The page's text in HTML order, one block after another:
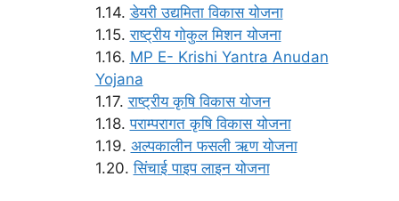
डेयरी उद्यमिता विकास योजना
राष्ट्रीय गोकुल मिशन योजना
MP E- Krishi Yantra Anudan
Yojana
राष्ट्रीय कृषि विकास योजन
पराम्परागत कृषि विकास योजना
अल्पकालीन फसली ऋण योजना
सिंचाई पाइप लाइन योजना